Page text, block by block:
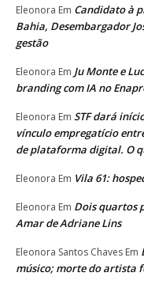
Eleonora Em Candidato à
Bahia, Desembargador
gestão
Eleonora Em Ju Monte e
branding com IA no
Eleonora Em STF dará
vínculo empregatício
de plataforma digital. O
Eleonora Em Vila 61:
Eleonora Em Dois quartos
Amar de Adriane Lins
Eleonora Santos Chaves Em
músico; morte do artista